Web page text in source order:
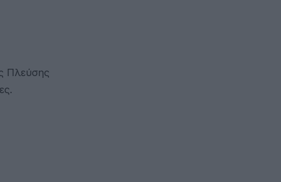
Πλεύσης